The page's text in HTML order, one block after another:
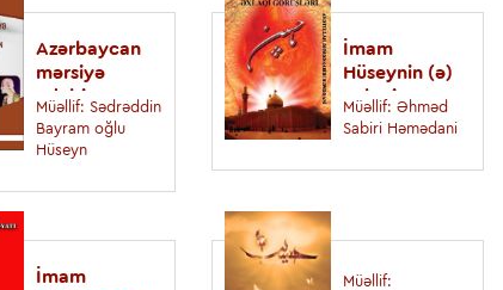
Azərbaycan
mərsiyə
ədəbiyyatı və
Əbülhəsən
Racinin
dünyası
Müəllif: Sədrəddin
Bayram oğlu
Hüseyn
İmam
Hüseynin (ə)
əxlaqi
görüşləri
Müəllif: Əhməd
Sabiri Həmədani
İmam
Müəllif: